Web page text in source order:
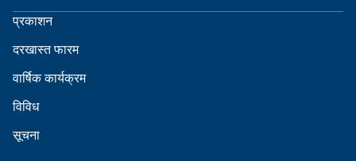
प्रकाशन
दरखास्त फारम
वार्षिक कार्यक्रम
विविध
सूचना